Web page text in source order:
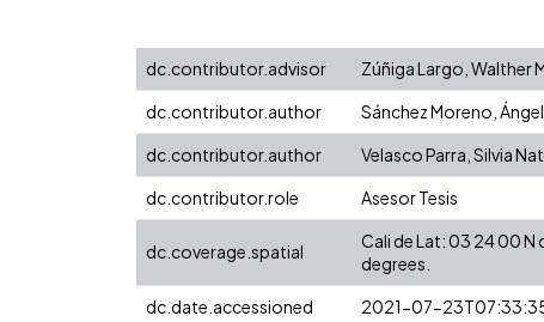
dc.contributor.advisor
Zúñiga Largo, Walther
dc.contributor.author
Sánchez Moreno,
dc.contributor.author
Velasco Parra, Silvia
dc.contributor.role
Asesor Tesis
dc.coverage.spatial
Cali de Lat: 03 24 00
degrees.
dc.date.accessioned
2021-07-